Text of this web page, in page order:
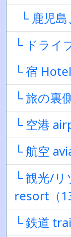
└ 鹿児島
└ ドライ
└ 宿
└ 旅の裏
└ 空港
└ 航空
└ 観光/
resort（
└ 鉄道